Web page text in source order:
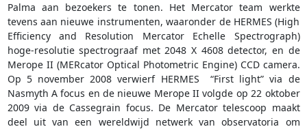
Palma aan bezoekers te tonen. Het Mercator team werkte
tevens aan nieuwe instrumenten, waaronder de HERMES (High
Efficiency and Resolution Mercator Echelle Spectrograph)
hoge-resolutie spectrograaf met 2048 X 4608 detector, en de
Merope II (MERcator Optical Photometric Engine) CCD camera.
Op 5 november 2008 verwierf HERMES “First light” via de
Nasmyth A focus en de nieuwe Merope II volgde op 22 oktober
2009 via de Cassegrain focus. De Mercator telescoop maakt
deel uit van een wereldwijd netwerk van observatoria om